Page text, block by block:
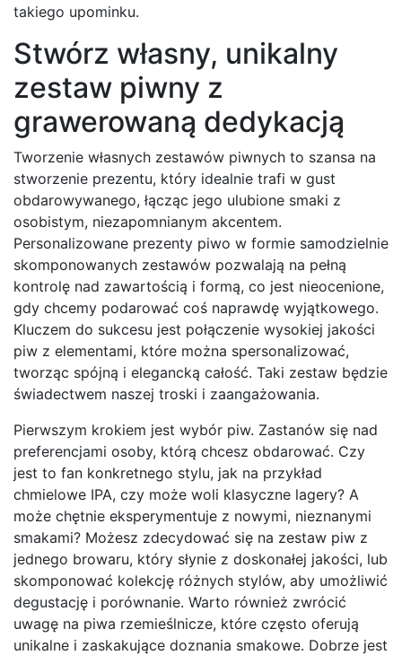
takiego upominku.
Stwórz własny, unikalny
zestaw piwny z
grawerowaną dedykacją
Tworzenie własnych zestawów piwnych to szansa na
stworzenie prezentu, który idealnie trafi w gust
obdarowywanego, łącząc jego ulubione smaki z
osobistym, niezapomnianym akcentem.
Personalizowane prezenty piwo w formie samodzielnie
skomponowanych zestawów pozwalają na pełną
kontrolę nad zawartością i formą, co jest nieocenione,
gdy chcemy podarować coś naprawdę wyjątkowego.
Kluczem do sukcesu jest połączenie wysokiej jakości
piw z elementami, które można spersonalizować,
tworząc spójną i elegancką całość. Taki zestaw będzie
świadectwem naszej troski i zaangażowania.
Pierwszym krokiem jest wybór piw. Zastanów się nad
preferencjami osoby, którą chcesz obdarować. Czy
jest to fan konkretnego stylu, jak na przykład
chmielowe IPA, czy może woli klasyczne lagery? A
może chętnie eksperymentuje z nowymi, nieznanymi
smakami? Możesz zdecydować się na zestaw piw z
jednego browaru, który słynie z doskonałej jakości, lub
skomponować kolekcję różnych stylów, aby umożliwić
degustację i porównanie. Warto również zwrócić
uwagę na piwa rzemieślnicze, które często oferują
unikalne i zaskakujące doznania smakowe. Dobrze jest